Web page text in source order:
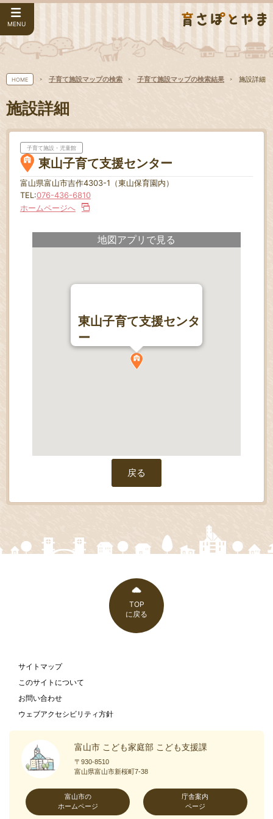
MENU
HOME 子育て施設マップの検索 子育て施設マップの検索結果 施設詳細
施設詳細
子育て施設・児童館
東山子育て支援センター
富山県富山市吉作4303-1（東山保育園内）
TEL:076-436-6810
ホームページへ
地図アプリで見る
東山子育て支援センタ
ー
戻る
TOP
に戻る
サイトマップ
このサイトについて
お問い合わせ
ウェブアクセシビリティ方針
富山市 こども家庭部 こども支援課
〒930-8510
富山県富山市新桜町7-38
富山市の
ホームページ
庁舎案内
ページ